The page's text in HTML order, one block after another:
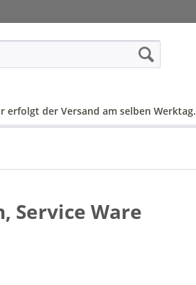
erfolgt der Versand am selben Werktag.
Service Ware